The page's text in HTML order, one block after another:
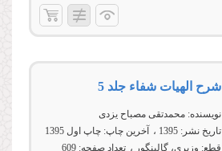
شرح الهیات شفاء جلد 5
نویسنده: محمدتقی مصباح یزدی
تاریخ نشر: 1395 آخرین چاپ: چاپ اول 1395
قطع: وزیری، گالینگور تعداد صفحه: 609